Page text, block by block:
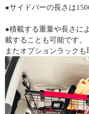
●サイドバーの長さは
●積載する重量や長さに
載することも可能です。
またオプションラックも